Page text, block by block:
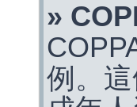
»
例。